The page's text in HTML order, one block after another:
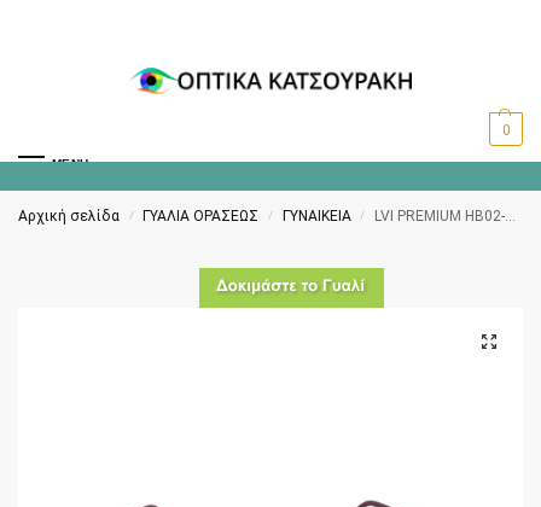
MENU
0
Αρχική σελίδα / ΓΥΑΛΙΑ ΟΡΑΣΕΩΣ / ΓΥΝΑΙΚΕΙΑ / LVI PREMIUM HB02-04 C8A-Z